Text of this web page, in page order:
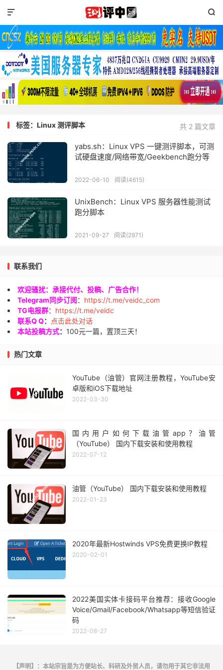


共 2 篇文章
标签：Linux 测评脚本
yabs.sh：Linux VPS 一键测评脚本，可测
试硬盘速度/网络带宽/Geekbench跑分等
2022-06-10 阅读(4615)
UnixBench：Linux VPS 服务器性能测试
跑分脚本
2021-09-27 阅读(2971)
联系我们
欢迎骚扰：承接代付、投稿、广告合作！
Telegram同步订阅： https://t.me/veidc_com
TG电报群： https://t.me/veidc
联系Q Q：
点击此处对话
本站投稿方式： 100元一篇，置顶三天！
热门文章
YouTube（油管）官网注册教程，YouTube安
卓版和iOS下载地址
2022-03-30
国内用户如何下载油管app？油管
（YouTube） 国内下载安装和使用教程
2022-07-12
油管（YouTube） 国内下载安装和使用教程
2022-01-23
2020年最新Hostwinds VPS免费更换IP教程
2020-02-01
2022美国实体卡接码平台推荐：接收Google
Voice/Gmail/Facebook/Whatsapp等短信验证
码
2022-08-27
【声明】：本站宗旨是为方便站长、科研及外贸人员，请勿用于其它非法用